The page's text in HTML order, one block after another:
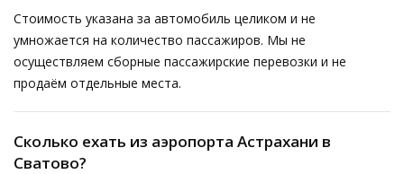
Стоимость указана за автомобиль целиком и не
умножается на количество пассажиров. Мы не
осуществляем сборные пассажирские перевозки и не
продаём отдельные места.
Сколько ехать из аэропорта Астрахани в
Сватово?